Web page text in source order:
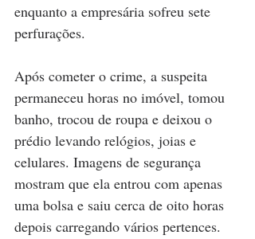
enquanto a empresária sofreu sete
perfurações.
Após cometer o crime, a suspeita
permaneceu horas no imóvel, tomou
banho, trocou de roupa e deixou o
prédio levando relógios, joias e
celulares. Imagens de segurança
mostram que ela entrou com apenas
uma bolsa e saiu cerca de oito horas
depois carregando vários pertences.